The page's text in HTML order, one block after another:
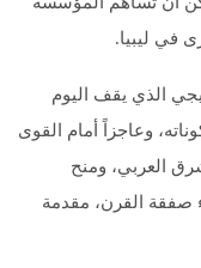
في ليبيا.
الذي يقف اليوم
وعاجزاً أمام القوى
العربي، ومنح
صفقة القرن، مقدمة